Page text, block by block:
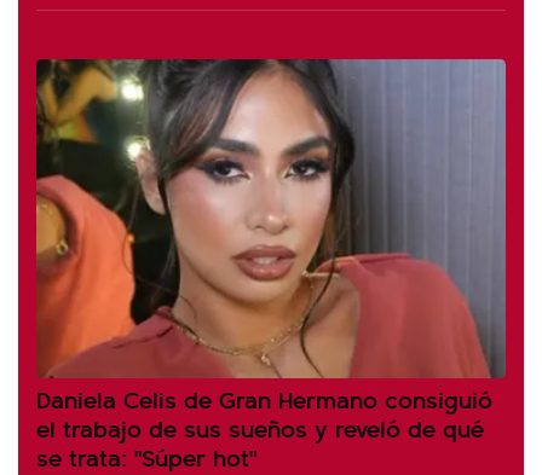
Daniela Celis de Gran Hermano consiguió
el trabajo de sus sueños y reveló de qué
se trata: "Súper hot"